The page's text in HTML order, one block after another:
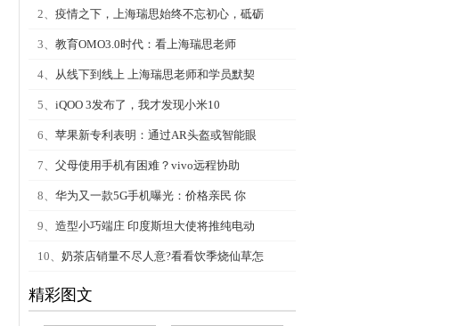
2、 疫情之下，上海瑞思始终不忘初心，砥砺
3、 教育OMO3.0时代：看上海瑞思老师
4、 从线下到线上 上海瑞思老师和学员默契
5、 iQOO 3发布了，我才发现小米10
6、 苹果新专利表明：通过AR头盔或智能眼
7、 父母使用手机有困难？vivo远程协助
8、 华为又一款5G手机曝光：价格亲民 你
9、 造型小巧端庄 印度斯坦大使将推纯电动
10、 奶茶店销量不尽人意?看看饮季烧仙草怎
精彩图文